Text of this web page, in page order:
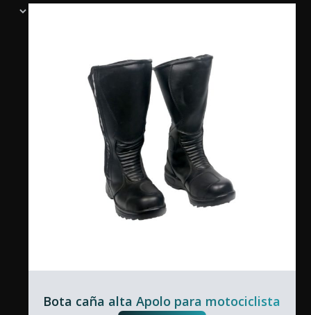
Bota caña alta Apolo para motociclista